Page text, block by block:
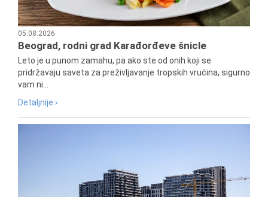
05.08.2026
Beograd, rodni grad Karađorđeve šnicle
Leto je u punom zamahu, pa ako ste od onih koji se
pridržavaju saveta za preživljavanje tropskih vrućina, sigurno
vam ni...
Detaljnije ›